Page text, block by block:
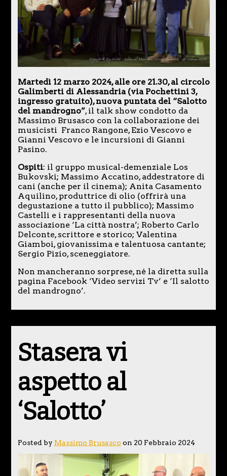
Martedì 12 marzo 2024, alle ore 21.30, al circolo
Galimberti di Alessandria (via Pochettini 3,
ingresso gratuito), nuova puntata del “Salotto
del mandrogno”, il talk show condotto da
Massimo Brusasco con la collaborazione dei
musicisti Franco Rangone, Ezio Vescovo e
Gianni Vescovo e le incursioni di Gianni
Pasino.
Ospiti: il gruppo musical-demenziale Los
Bukovski; Massimo Accatino, addestratore di
cani (anche per il cinema); Anita Casamento
Aquilino, produttrice di olio (offrirà una
degustazione a tutto il pubblico); Massimo
Castelli e i rappresentanti della nuova
associazione ‘La città nostra’; Roberto Carlo
Delconte, scrittore e storico; Valentina
Giamboi, giovanissima e talentuosa cantante;
Sergio Pizio, sceneggiatore.
Non mancheranno sorprese, né la diretta sulla
pagina Facebook ‘Video servizi Tv’ e ‘Il salotto
del mandrogno’.
Stasera vi
aspetto al
‘Salotto’
Posted by Massimo Brusasco on 20 Febbraio 2024